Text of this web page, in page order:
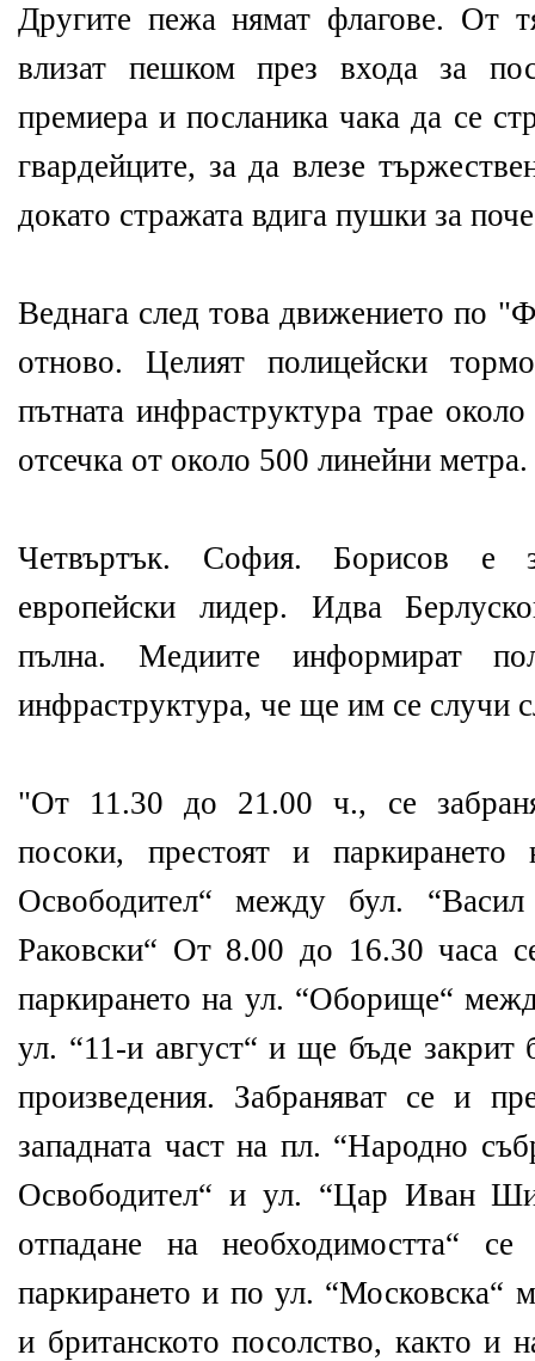
Другите пежа нямат флагове. От
влизат пешком през входа за
премиера и посланика чака да се
гвардейците, за да влезе
докато стражата вдига пушки за
Веднага след това движението по
отново. Целият полицейски
пътната инфраструктура трае
отсечка от около 500 линейни метра.
Четвъртък. София. Борисов е
европейски лидер. Идва
пълна. Медиите информират
инфраструктура, че ще им се случи
"От 11.30 до 21.00 ч., се
посоки, престоят и
Освободител“ между бул.
Раковски“ От 8.00 до 16.30 часа
паркирането на ул. “Оборище“
ул. “11-и август“ и ще бъде закрит
произведения. Забраняват се и
западната част на пл. “Народно
Освободител“ и ул. “Цар Иван
отпадане на необходимостта“ се
паркирането и по ул. “Московска“
и британското посолство, както и